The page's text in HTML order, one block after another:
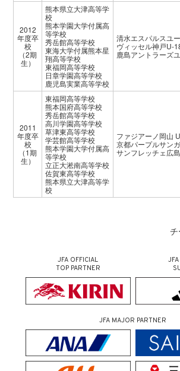
2012
年度卒
校
（2期
生）
熊本県立大津高等学
校
熊本学園大学付属高
等学校
秀岳館高等学校
東海大学付属熊本星
翔高等学校
東福岡高等学校
日章学園高等学校
鹿児島実業高等学校
清水エスパルスユ
ヴィッセル神戸U-
鹿島アントラーズ
2011
年度卒
校
（1期
生）
東福岡高等学校
熊本国府高等学校
秀岳館高等学校
高川学園高等学校
草津東高等学校
学芸館高等学校
熊本学園大学付属高
等学校
立正大淞南高等学校
佐賀東高等学校
熊本県立大津高等学
校
ファジアーノ岡山
京都パープルサン
サンフレッチェ広
JFA OFFICIAL
TOP PARTNER
JFA MAJOR PARTNER